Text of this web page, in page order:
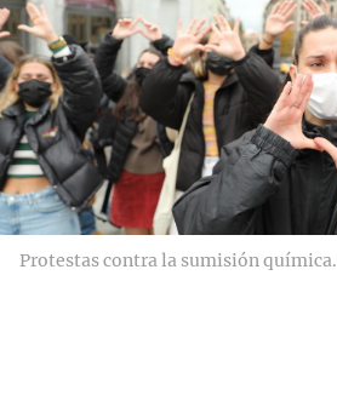
Protestas contra la sumisión química.